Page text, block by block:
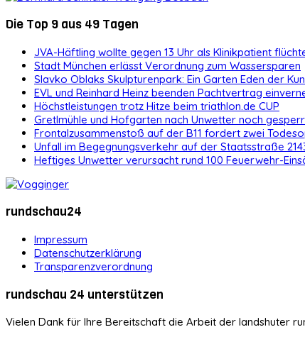
Die Top 9 aus 49 Tagen
JVA-Häftling wollte gegen 13 Uhr als Klinikpatient
Stadt München erlässt Verordnung zum Wassersparen
Slavko Oblaks Skulpturenpark: Ein Garten Eden der
EVL und Reinhard Heinz beenden Pachtvertrag
Höchstleistungen trotz Hitze beim triathlon.de CUP
Gretlmühle und Hofgarten nach Unwetter noch
Frontalzusammenstoß auf der B11 fordert zwei
Unfall im Begegnungsverkehr auf der Staatsstraße
Heftiges Unwetter verursacht rund 100 Feuerwehr-
rundschau24
Impressum
Datenschutzerklärung
Transparenzverordnung
rundschau 24 unterstützen
Vielen Dank für Ihre Bereitschaft die Arbeit der landshuter